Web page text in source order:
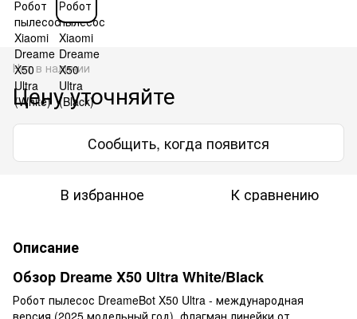
Нет в наличии
Цену уточняйте
Сообщить, когда появится
В избранное К сравнению
Описание
Обзор Dreame X50 Ultra White/Black
Робот пылесос DreameBot X50 Ultra - международная
версия (2025 модельный год), флагман линейки от